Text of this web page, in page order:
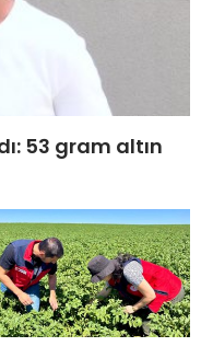
53 gram altın